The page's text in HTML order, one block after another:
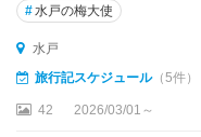
#水戸の梅大使
水戸
旅行記スケジュール（5件）
42 2026/03/01～